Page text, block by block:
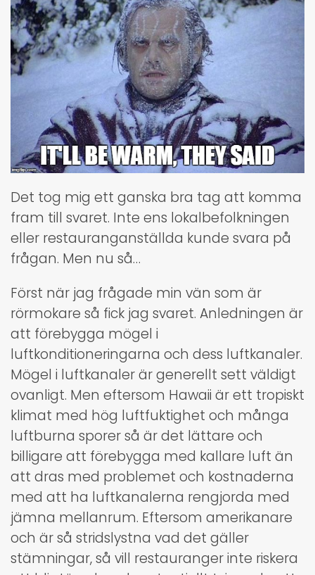
Det tog mig ett ganska bra tag att komma
fram till svaret. Inte ens lokalbefolkningen
eller restauranganställda kunde svara på
frågan. Men nu så…
Först när jag frågade min vän som är
rörmokare så fick jag svaret. Anledningen är
att förebygga mögel i
luftkonditioneringarna och dess luftkanaler.
Mögel i luftkanaler är generellt sett väldigt
ovanligt. Men eftersom Hawaii är ett tropiskt
klimat med hög luftfuktighet och många
luftburna sporer så är det lättare och
billigare att förebygga med kallare luft än
att dras med problemet och kostnaderna
med att ha luftkanalerna rengjorda med
jämna mellanrum. Eftersom amerikanare
och är så stridslystna vad det gäller
stämningar, så vill restauranger inte riskera